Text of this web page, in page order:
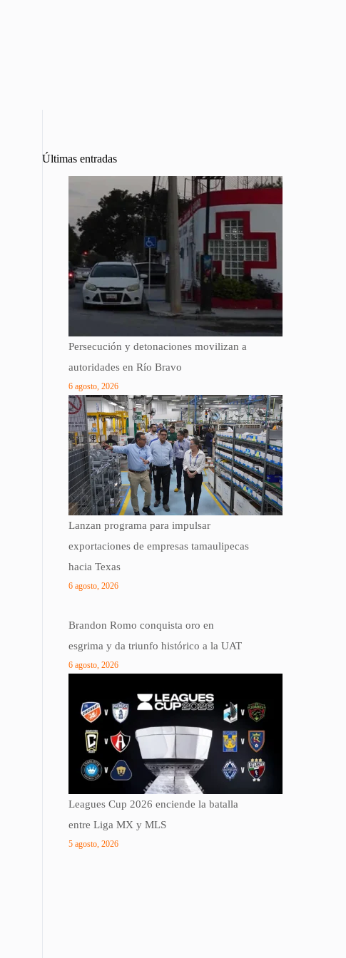
Últimas entradas
Persecución y detonaciones movilizan a
autoridades en Río Bravo
6 agosto, 2026
Lanzan programa para impulsar
exportaciones de empresas tamaulipecas
hacia Texas
6 agosto, 2026
Brandon Romo conquista oro en
esgrima y da triunfo histórico a la UAT
6 agosto, 2026
Leagues Cup 2026 enciende la batalla
entre Liga MX y MLS
5 agosto, 2026